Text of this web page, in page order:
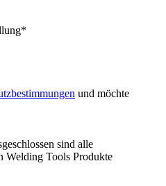
und möchte
sind alle
Tools Produkte